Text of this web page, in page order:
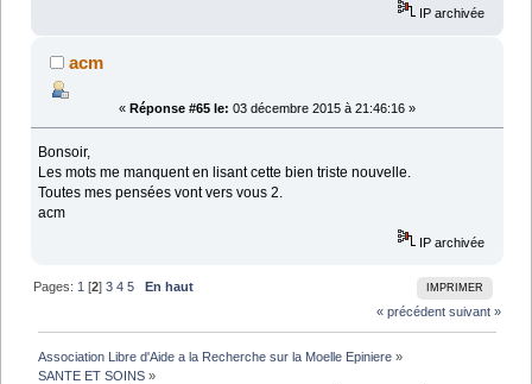
IP archivée
acm
« Réponse #65 le: 03 décembre 2015 à 21:46:16 »
Bonsoir,
Les mots me manquent en lisant cette bien triste nouvelle.
Toutes mes pensées vont vers vous 2.
acm
IP archivée
IMPRIMER
Pages: 1 [2]3 4 5
En haut
« précédent suivant »
Association Libre d'Aide a la Recherche sur la Moelle Epiniere »
SANTE ET SOINS »